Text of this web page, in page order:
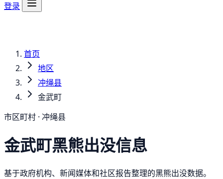
登录
首页
地区
冲绳县
金武町
市区町村 · 冲绳县
金武町黑熊出没信息
基于政府机构、新闻媒体和社区报告整理的黑熊出没数据。